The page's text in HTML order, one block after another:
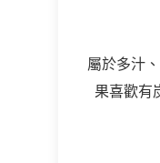
屬於多汁
果喜歡有